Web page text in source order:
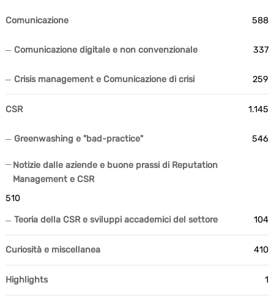
Comunicazione 588
Comunicazione digitale e non convenzionale 337
Crisis management e Comunicazione di crisi 259
CSR 1.145
Greenwashing e "bad-practice" 546
Notizie dalle aziende e buone prassi di Reputation
Management e CSR
510
Teoria della CSR e sviluppi accademici del settore 104
Curiosità e miscellanea 410
Highlights 1